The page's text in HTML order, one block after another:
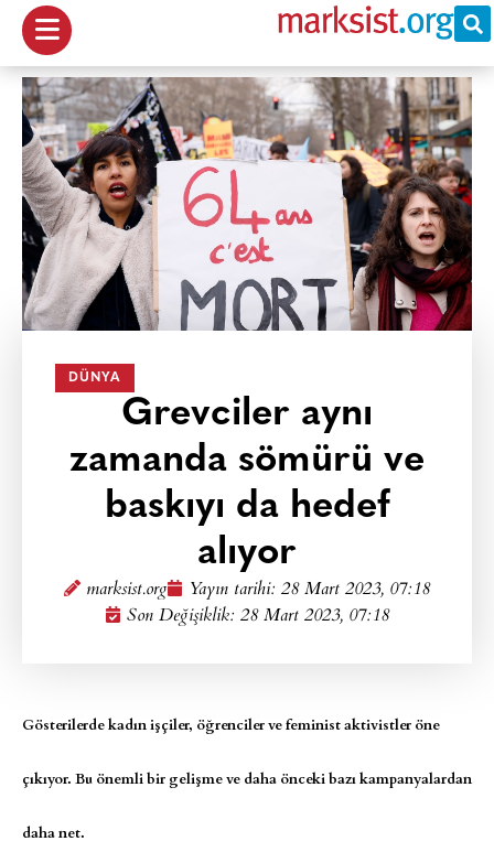
DÜNYA
Grevciler aynı
zamanda sömürü ve
baskıyı da hedef
alıyor
marksist.org Yayın tarihi: 28 Mart 2023, 07:18
Son Değişiklik: 28 Mart 2023, 07:18
Gösterilerde kadın işçiler, öğrenciler ve feminist aktivistler öne
çıkıyor. Bu önemli bir gelişme ve daha önceki bazı kampanyalardan
daha net.